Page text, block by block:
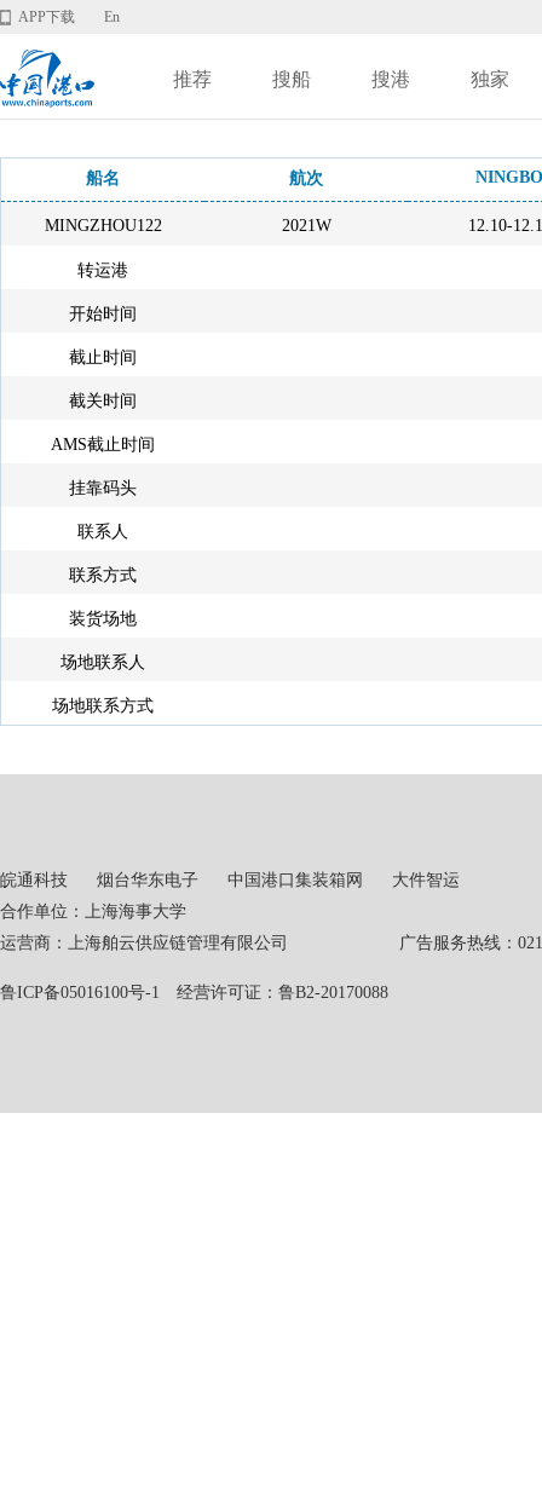
APP下载 En
推荐 搜船 搜港 独家
船名 航次 NINGBO
MINGZHOU122 2021W 12.10-
转运港
开始时间
截止时间
截关时间
AMS截止时间
挂靠码头
联系人
联系方式
装货场地
场地联系人
场地联系方式
皖通科技 烟台华东电子 中国港口集装箱网
大件智运
合作单位：上海海事大学
运营商：上海舶云供应链管理有限公司 广告服务热线：021-
鲁ICP备05016100号-1 经营许可证：鲁B2-20170088